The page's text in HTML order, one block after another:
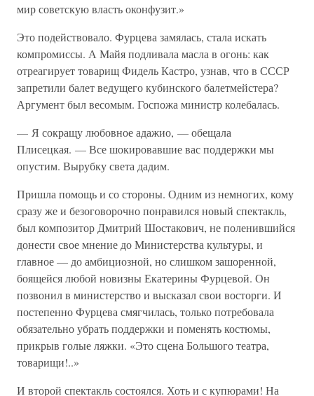
мир советскую власть оконфузит.»
Это подействовало. Фурцева замялась, стала искать
компромиссы. А Майя подливала масла в огонь: как
отреагирует товарищ Фидель Кастро, узнав, что в СССР
запретили балет ведущего кубинского балетмейстера?
Аргумент был весомым. Госпожа министр колебалась.
— Я сокращу любовное адажио, — обещала
Плисецкая. — Все шокировавшие вас поддержки мы
опустим. Вырубку света дадим.
Пришла помощь и со стороны. Одним из немногих, кому
сразу же и безоговорочно понравился новый спектакль,
был композитор Дмитрий Шостакович, не поленившийся
донести свое мнение до Министерства культуры, и
главное — до амбициозной, но слишком зашоренной,
боящейся любой новизны Екатерины Фурцевой. Он
позвонил в министерство и высказал свои восторги. И
постепенно Фурцева смягчилась, только потребовала
обязательно убрать поддержки и поменять костюмы,
прикрыв голые ляжки. «Это сцена Большого театра,
товарищи!..»
И второй спектакль состоялся. Хоть и с купюрами! На